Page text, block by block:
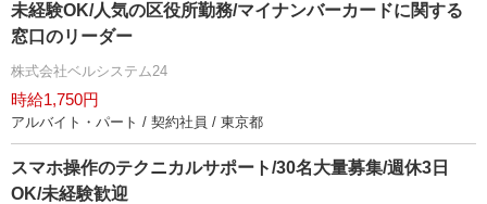
未経験OK/人気の区役所勤務/マイナンバーカードに関する
窓口のリーダー
株式会社ベルシステム24
時給1,750円
アルバイト・パート / 契約社員 / 東京都
スマホ操作のテクニカルサポート/30名大量募集/週休3日
OK/未経験歓迎